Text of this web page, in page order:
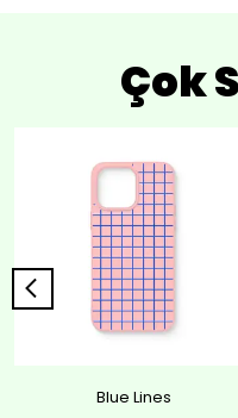
Çok
Blue Lines